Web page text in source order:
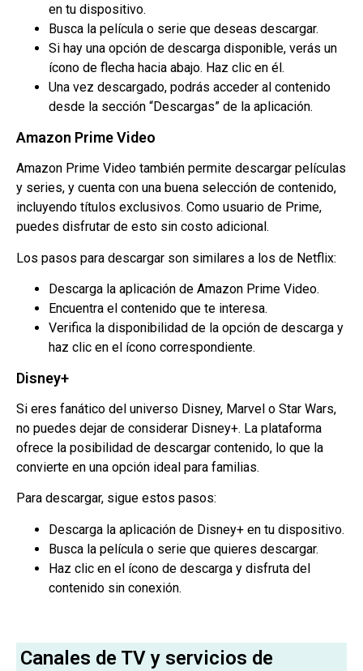
en tu dispositivo.
Busca la película o serie que deseas descargar.
Si hay una opción de descarga disponible, verás un
ícono de flecha hacia abajo. Haz clic en él.
Una vez descargado, podrás acceder al contenido
desde la sección “Descargas” de la aplicación.
Amazon Prime Video
Amazon Prime Video también permite descargar películas
y series, y cuenta con una buena selección de contenido,
incluyendo títulos exclusivos. Como usuario de Prime,
puedes disfrutar de esto sin costo adicional.
Los pasos para descargar son similares a los de Netflix:
Descarga la aplicación de Amazon Prime Video.
Encuentra el contenido que te interesa.
Verifica la disponibilidad de la opción de descarga y
haz clic en el ícono correspondiente.
Disney+
Si eres fanático del universo Disney, Marvel o Star Wars,
no puedes dejar de considerar Disney+. La plataforma
ofrece la posibilidad de descargar contenido, lo que la
convierte en una opción ideal para familias.
Para descargar, sigue estos pasos:
Descarga la aplicación de Disney+ en tu dispositivo.
Busca la película o serie que quieres descargar.
Haz clic en el ícono de descarga y disfruta del
contenido sin conexión.
Canales de TV y servicios de